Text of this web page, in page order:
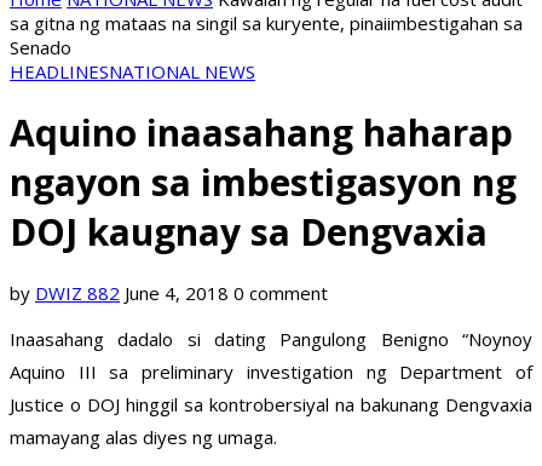
sa gitna ng mataas na singil sa kuryente, pinaiimbestigahan sa
Senado
HEADLINESNATIONAL NEWS
Aquino inaasahang haharap
ngayon sa imbestigasyon ng
DOJ kaugnay sa Dengvaxia
by DWIZ 882 June 4, 2018 0 comment
Inaasahang dadalo si dating Pangulong Benigno “Noynoy
Aquino III sa preliminary investigation ng Department of
Justice o DOJ hinggil sa kontrobersiyal na bakunang Dengvaxia
mamayang alas diyes ng umaga.